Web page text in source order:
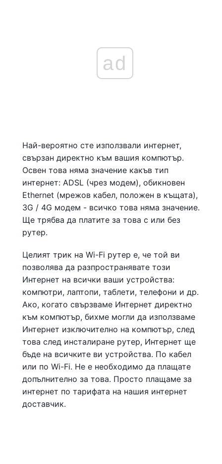
ad
Най-вероятно сте използвали интернет,
свързан директно към вашия компютър.
Освен това няма значение какъв тип
интернет: ADSL (чрез модем), обикновен
Ethernet (мрежов кабел, положен в къщата),
3G / 4G модем - всичко това няма значение.
Ще трябва да платите за това с или без
рутер.
Целият трик на Wi-Fi рутер е, че той ви
позволява да разпространявате този
Интернет на всички ваши устройства:
компютри, лаптопи, таблети, телефони и др.
Ако, когато свързваме Интернет директно
към компютър, бихме могли да използваме
Интернет изключително на компютър, след
това след инсталиране рутер, Интернет ще
бъде на всичките ви устройства. По кабел
или по Wi-Fi. Не е необходимо да плащате
допълнително за това. Просто плащаме за
интернет по тарифата на нашия интернет
доставчик.